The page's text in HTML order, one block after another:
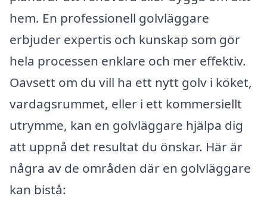
hem. En professionell golvläggare
erbjuder expertis och kunskap som gör
hela processen enklare och mer effektiv.
Oavsett om du vill ha ett nytt golv i köket,
vardagsrummet, eller i ett kommersiellt
utrymme, kan en golvläggare hjälpa dig
att uppnå det resultat du önskar. Här är
några av de områden där en golvläggare
kan bistå: